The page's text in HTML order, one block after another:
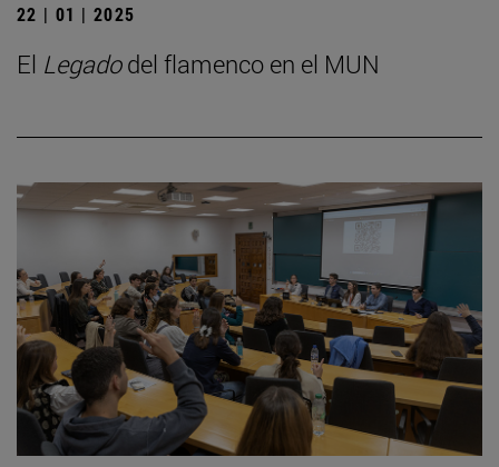
22 | 01 | 2025
El Legadodel flamenco en el MUN